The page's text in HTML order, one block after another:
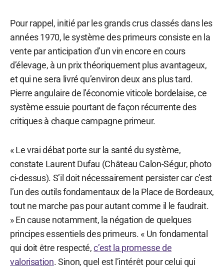
Pour rappel, initié par les grands crus classés dans les
années 1970, le système des primeurs consiste en la
vente par anticipation d’un vin encore en cours
d’élevage, à un prix théoriquement plus avantageux,
et qui ne sera livré qu’environ deux ans plus tard.
Pierre angulaire de l’économie viticole bordelaise, ce
système essuie pourtant de façon récurrente des
critiques à chaque campagne primeur.
« Le vrai débat porte sur la santé du système,
constate Laurent Dufau (Château Calon-Ségur, photo
ci-dessus). S’il doit nécessairement persister car c’est
l’un des outils fondamentaux de la Place de Bordeaux,
tout ne marche pas pour autant comme il le faudrait.
» En cause notamment, la négation de quelques
principes essentiels des primeurs. « Un fondamental
qui doit être respecté,c’est la promesse de
valorisation. Sinon, quel est l’intérêt pour celui qui